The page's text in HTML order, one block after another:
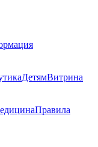
ДетямВитрина
Правила